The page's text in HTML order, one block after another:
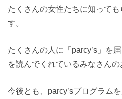
たくさんの女性たちに知っても
す。
たくさんの人に「parcy’s」を
を読んでくれているみなさんの
今後とも、parcy’sプログラム